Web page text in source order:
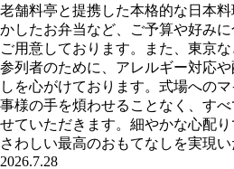
老舗料亭と提携した本格的な日本
かしたお弁当など、ご予算や好み
ご用意しております。また、東京
参列者のために、アレルギー対応
しを心がけております。式場への
事様の手を煩わせることなく、す
せていただきます。細やかな心配
さわしい最高のおもてなしを実現い
2026.7.28